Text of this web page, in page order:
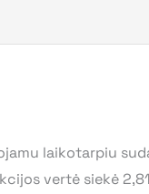
laikotarpiu
vertė siekė